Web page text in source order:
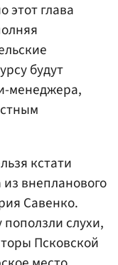
этот глава
будут
менеджера,
кстати
внепланового
Савенко.
слухи,
Псковской